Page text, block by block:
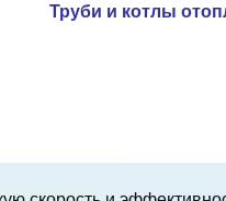
Труби и котлы